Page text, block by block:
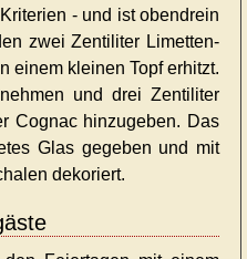
- und ist obendrein
zwei Zentiliter Limetten-
einem kleinen Topf erhitzt.
und drei Zentiliter
Cognac hinzugeben. Das
Glas gegeben und mit
dekoriert.